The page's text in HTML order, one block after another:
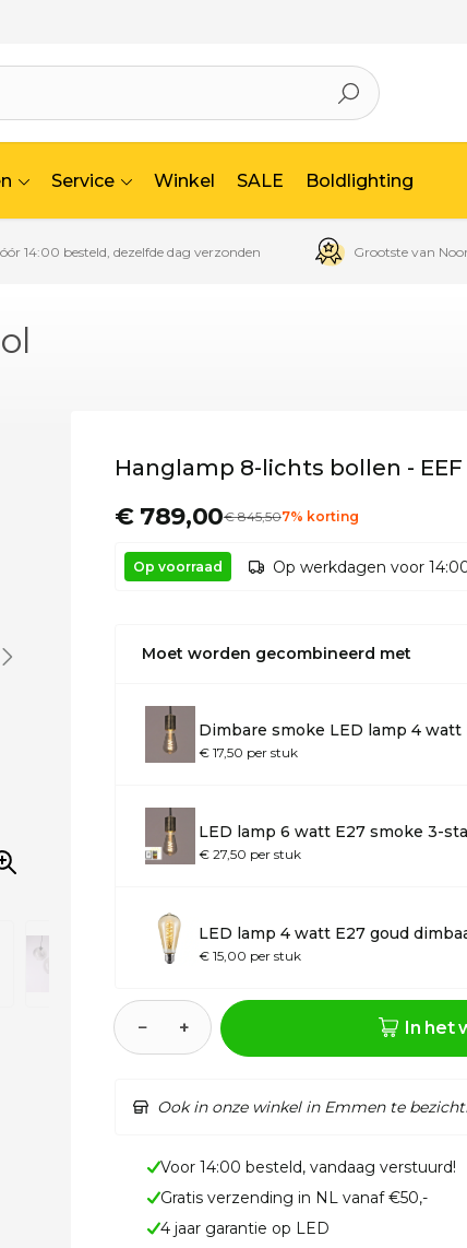
Facebook
via Instagram
via Linkedin
Service Winkel SALE Boldlighting
14:00 besteld, dezelfde dag verzonden Grootste van
Hanglamp 8-lichts bollen - EEF
€ 789,00€845,507% korting
Op voorraad Op werkdagen voor
Moet worden gecombineerd met
Dimbare smoke LED lamp 4 watt
€ 17,50 per stuk
LED lamp 6 watt E27 smoke 3-
€ 27,50 per stuk
LED lamp 4 watt E27 goud
€ 15,00 per stuk
− + In het
Ook in onze winkel in Emmen te
Voor 14:00 besteld, vandaag verstuurd!
Gratis verzending in NL vanaf €50,-
4 jaar garantie op LED